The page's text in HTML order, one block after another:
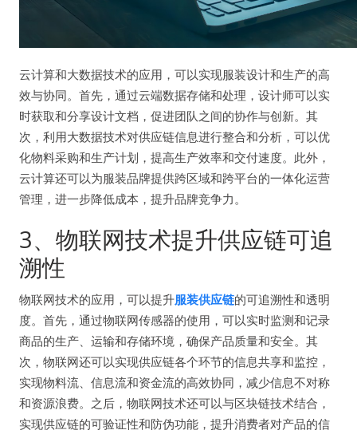
云计算和大数据技术的应用，可以实现服装设计和生产的高
效与协同。首先，通过云端数据存储和处理，设计师可以实
时获取和分享设计文档，促进团队之间的协作与创新。其
次，利用大数据技术对供应链信息进行整合和分析，可以优
化物料采购和生产计划，提高生产效率和交付速度。此外，
云计算还可以为服装品牌提供跨区域和跨平台的一体化运营
管理，进一步降低成本，提升品牌竞争力。
3、物联网技术提升供应链可追
溯性
物联网技术的应用，可以提升服装供应链的可追溯性和透明
度。首先，通过物联网传感器的使用，可以实时监测和记录
商品的生产、运输和存储环境，确保产品质量和安全。其
次，物联网还可以实现供应链各个环节的信息共享和监控，
实现物料流、信息流和资金流的高效协同，减少信息不对称
和资源浪费。之后，物联网技术还可以与区块链技术结合，
实现供应链的可验证性和防伪功能，提升消费者对产品的信